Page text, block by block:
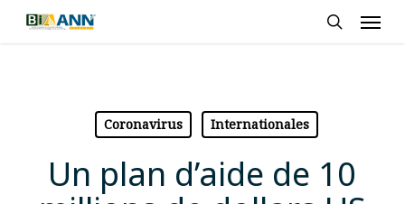
Skip
Coronavirus Internationales
Un plan d’aide de 10